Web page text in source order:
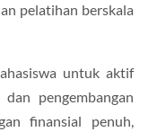
pelatihan berskala
untuk aktif
pengembangan
finansial penuh,